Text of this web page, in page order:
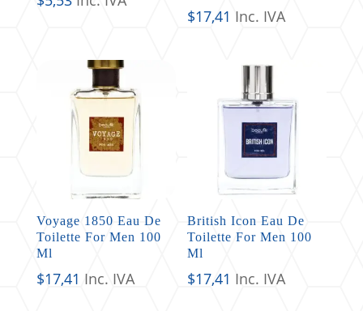
$17,41 Inc. IVA
Voyage 1850 Eau De
Toilette For Men 100
Ml
$17,41 Inc. IVA
British Icon Eau De
Toilette For Men 100
Ml
$17,41 Inc. IVA